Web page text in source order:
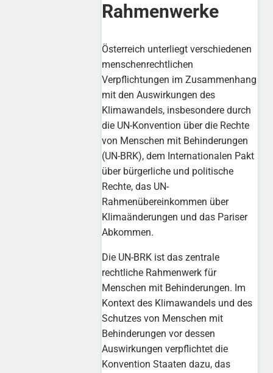
Rahmenwerke
Österreich unterliegt verschiedenen
menschenrechtlichen
Verpflichtungen im Zusammenhang
mit den Auswirkungen des
Klimawandels, insbesondere durch
die UN-Konvention über die Rechte
von Menschen mit Behinderungen
(UN-BRK), dem Internationalen Pakt
über bürgerliche und politische
Rechte, das UN-
Rahmenübereinkommen über
Klimaänderungen und das Pariser
Abkommen.
Die UN-BRK ist das zentrale
rechtliche Rahmenwerk für
Menschen mit Behinderungen. Im
Kontext des Klimawandels und des
Schutzes von Menschen mit
Behinderungen vor dessen
Auswirkungen verpflichtet die
Konvention Staaten dazu, das